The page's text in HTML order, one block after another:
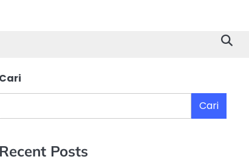
Cari
Cari
Recent Posts